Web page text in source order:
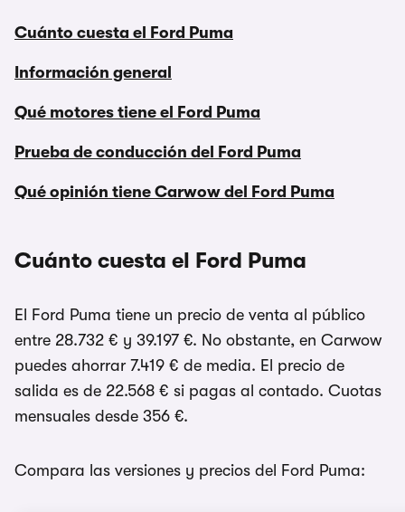
Cuánto cuesta el Ford Puma
Información general
Qué motores tiene el Ford Puma
Prueba de conducción del Ford Puma
Qué opinión tiene Carwow del Ford Puma
Cuánto cuesta el Ford Puma
El Ford Puma tiene un precio de venta al público
entre 28.732 € y 39.197 €. No obstante, en Carwow
puedes ahorrar 7.419 € de media. El precio de
salida es de 22.568 € si pagas al contado. Cuotas
mensuales desde 356 €.
Compara las versiones y precios del Ford Puma: